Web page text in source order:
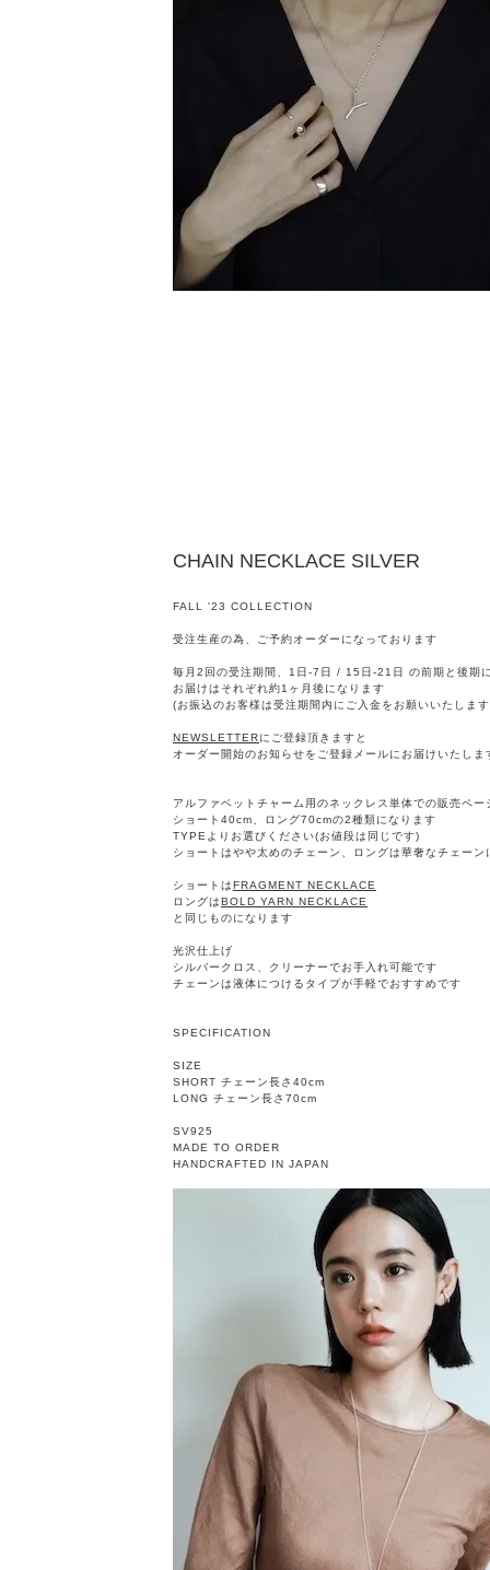
CHAIN NECKLACE SILVER
FALL '23 COLLECTION
受注生産の為、ご予約オーダーになっております
毎月2回の受注期間、1日-7日 / 15日-21日 の前期と後期
お届けはそれぞれ約1ヶ月後になります
(お振込のお客様は受注期間内にご入金をお願いいたしま
NEWSLETTERにご登録頂きますと
オーダー開始のお知らせをご登録メールにお届けいたしま
アルファベットチャーム用のネックレス単体での販売ペー
ショート40cm、ロング70cmの2種類になります
TYPEよりお選びください(お値段は同じです)
ショートはやや太めのチェーン、ロングは華奢なチェーン
ショートはFRAGMENT NECKLACE
ロングはBOLD YARN NECKLACE
と同じものになります
光沢仕上げ
シルバークロス、クリーナーでお手入れ可能です
チェーンは液体につけるタイプが手軽でおすすめです
SPECIFICATION
SIZE
SHORT チェーン長さ40cm
LONG チェーン長さ70cm
SV925
MADE TO ORDER
HANDCRAFTED IN JAPAN